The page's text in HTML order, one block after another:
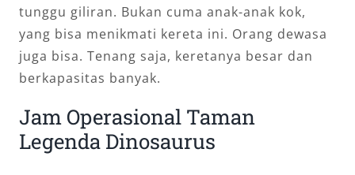
tunggu giliran. Bukan cuma anak-anak kok,
yang bisa menikmati kereta ini. Orang dewasa
juga bisa. Tenang saja, keretanya besar dan
berkapasitas banyak.
Jam Operasional Taman
Legenda Dinosaurus